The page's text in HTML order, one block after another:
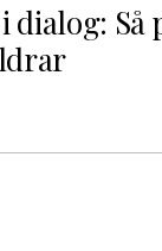
dialog: